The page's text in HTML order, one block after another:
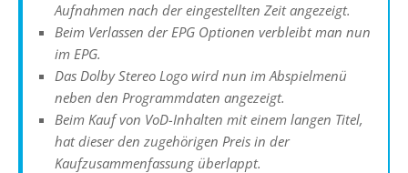
Aufnahmen nach der eingestellten Zeit angezeigt.
Beim Verlassen der EPG Optionen verbleibt man nun
im EPG.
Das Dolby Stereo Logo wird nun im Abspielmenü
neben den Programmdaten angezeigt.
Beim Kauf von VoD-Inhalten mit einem langen Titel,
hat dieser den zugehörigen Preis in der
Kaufzusammenfassung überlappt.